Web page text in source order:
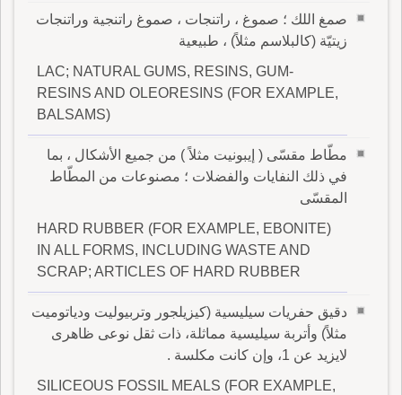
صمغ اللك ؛ صموغ ، راتنجات ، صموغ راتنجية وراتنجات
زيتيّة (كالبلاسم مثلاً) ، طبيعية
LAC; NATURAL GUMS, RESINS, GUM-
RESINS AND OLEORESINS (FOR EXAMPLE,
BALSAMS)
مطّاط مقسّى ( إيبونيت مثلاً ) من جميع الأشكال ، بما
في ذلك النفايات والفضلات ؛ مصنوعات من المطّاط
المقسّى
HARD RUBBER (FOR EXAMPLE, EBONITE)
IN ALL FORMS, INCLUDING WASTE AND
SCRAP; ARTICLES OF HARD RUBBER
دقيق حفريات سيليسية (كيزيلجور وتربيوليت ودياتوميت
مثلاً) وأتربة سيليسية مماثلة، ذات ثقل نوعى ظاهرى
لايزيد عن 1، وإن كانت مكلسة .
SILICEOUS FOSSIL MEALS (FOR EXAMPLE,